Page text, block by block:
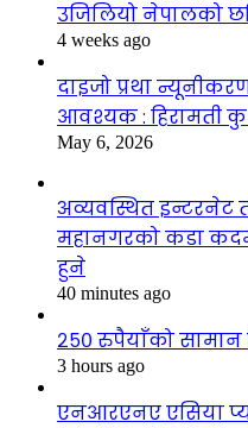
उजिलियो नेपालको
4 weeks ago
दाइजो प्रथा
आवश्यक : हिरामती
May 6, 2026
अव्यवस्थित इन्टरनेट
महानगरको कडा
हुने
40 minutes ago
२५० रुपैयाँको सामान
3 hours ago
एनआरएनए एसिया